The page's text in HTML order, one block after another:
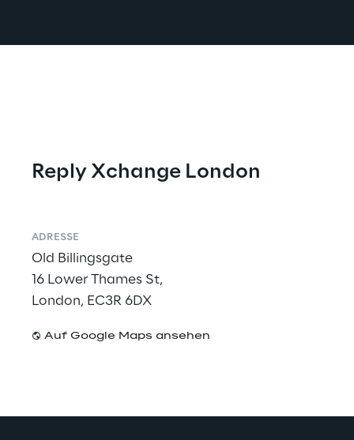
Reply Xchange London
ADRESSE
Old Billingsgate
16 Lower Thames St,
London, EC3R 6DX
Auf Google Maps ansehen